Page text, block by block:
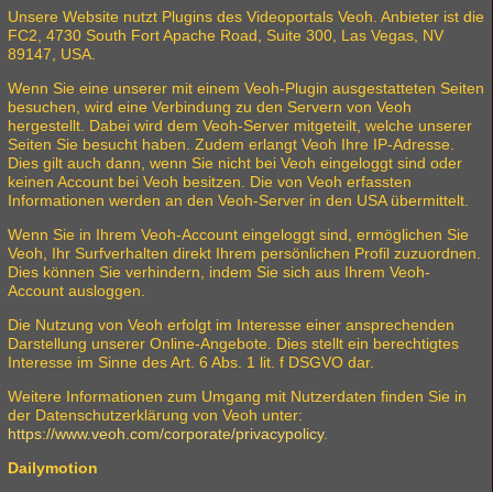
Unsere Website nutzt Plugins des Videoportals Veoh. Anbieter ist die
FC2, 4730 South Fort Apache Road, Suite 300, Las Vegas, NV
89147, USA.
Wenn Sie eine unserer mit einem Veoh-Plugin ausgestatteten Seiten
besuchen, wird eine Verbindung zu den Servern von Veoh
hergestellt. Dabei wird dem Veoh-Server mitgeteilt, welche unserer
Seiten Sie besucht haben. Zudem erlangt Veoh Ihre IP-Adresse.
Dies gilt auch dann, wenn Sie nicht bei Veoh eingeloggt sind oder
keinen Account bei Veoh besitzen. Die von Veoh erfassten
Informationen werden an den Veoh-Server in den USA übermittelt.
Wenn Sie in Ihrem Veoh-Account eingeloggt sind, ermöglichen Sie
Veoh, Ihr Surfverhalten direkt Ihrem persönlichen Profil zuzuordnen.
Dies können Sie verhindern, indem Sie sich aus Ihrem Veoh-
Account ausloggen.
Die Nutzung von Veoh erfolgt im Interesse einer ansprechenden
Darstellung unserer Online-Angebote. Dies stellt ein berechtigtes
Interesse im Sinne des Art. 6 Abs. 1 lit. f DSGVO dar.
Weitere Informationen zum Umgang mit Nutzerdaten finden Sie in
der Datenschutzerklärung von Veoh unter:
https://www.veoh.com/corporate/privacypolicy.
Dailymotion